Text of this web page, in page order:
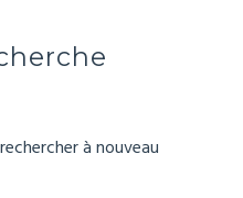
à nouveau